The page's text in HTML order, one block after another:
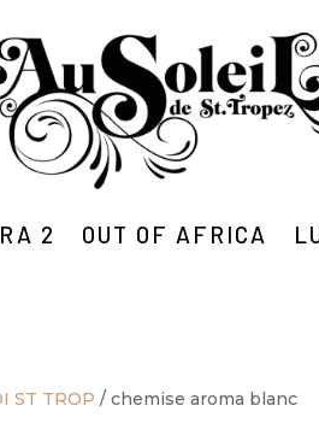
2 OUT OF AFRICA
ST TROP / chemise aroma blanc